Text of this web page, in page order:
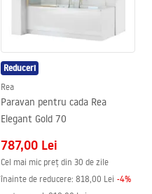
Reduceri
Rea
Paravan pentru cada Rea
Elegant Gold 70
787,00 Lei
Cel mai mic preț din 30 de zile
înainte de reducere: 818,00 Lei -4%